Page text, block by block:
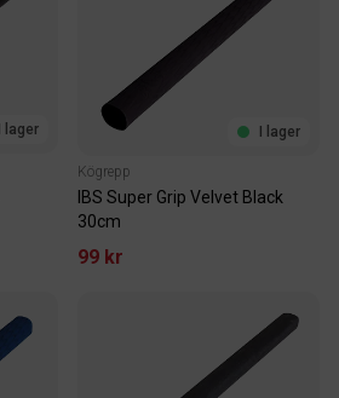
I lager I lager
Kögrepp
IBS Super Grip Velvet Black
30cm
99 kr